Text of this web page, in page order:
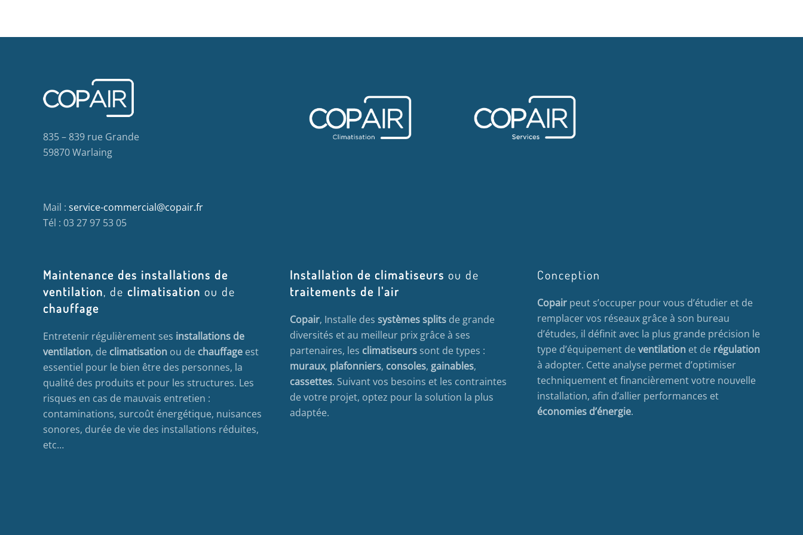
835 – 839 rue Grande
59870 Warlaing
Mail : service-commercial@copair.fr
Tél : 03 27 97 53 05
Maintenance des installations de
ventilation, de climatisation ou de
chauffage
Entretenir régulièrement ses installations de
ventilation, de climatisation ou de chauffage est
essentiel pour le bien être des personnes, la
qualité des produits et pour les structures. Les
risques en cas de mauvais entretien :
contaminations, surcoût énergétique, nuisances
sonores, durée de vie des installations réduites,
etc…
Installation de climatiseurs ou de
traitements de l'air
Copair, Installe des systèmes splits de grande
diversités et au meilleur prix grâce à ses
partenaires, les climatiseurs sont de types :
muraux, plafonniers, consoles, gainables,
cassettes. Suivant vos besoins et les contraintes
de votre projet, optez pour la solution la plus
adaptée.
Conception
Copairpeut s’occuper pour vous d’étudier et de
remplacer vos réseaux grâce à son bureau
d’études, il définit avec la plus grande précision le
type d’équipement deventilationet de régulation
à adopter. Cette analyse permet d’optimiser
techniquement et financièrement votre nouvelle
installation, afin d’allier performances et
économies d’énergie.